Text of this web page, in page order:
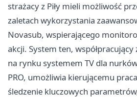
strażacy z Piły mieli możliwość
zaletach wykorzystania
Novasub, wspierającego
akcji. System ten,
na rynku systemem TV dla
PRO, umożliwia kierującemu
śledzenie kluczowych